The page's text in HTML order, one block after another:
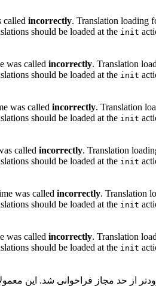
called incorrectly. Translation loading
should be loaded at the init
was called incorrectly. Translation
should be loaded at the init
was called incorrectly. Translation
should be loaded at the init
called incorrectly. Translation
should be loaded at the init
was called incorrectly. Translation
should be loaded at the init
was called incorrectly. Translation
should be loaded at the init
از حد مجاز فراخوانی شد. این